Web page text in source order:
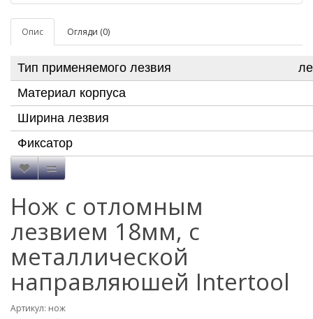
Опис Огляди (0)
Тип применяемого лезвия
Материал корпуса
Ширина лезвия
Фиксатор
Нож с отломным
лезвием 18мм, с
металлической
направляюшей Intertool
Артикул: нож